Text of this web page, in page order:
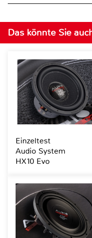
Das könnte Sie
Einzeltest
Audio System
HX10 Evo